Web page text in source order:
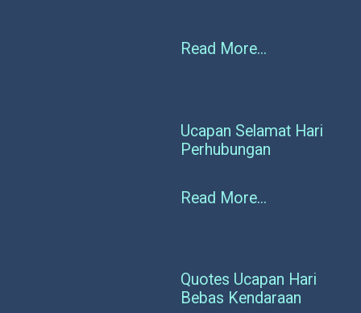
Read More...
Read More...
Ucapan Selamat Hari
Perhubungan
Quotes Ucapan Hari
Bebas Kendaraan